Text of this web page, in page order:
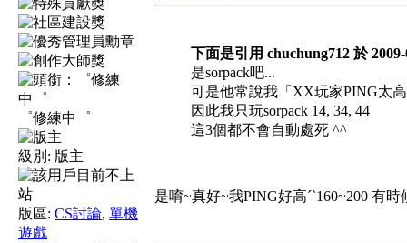
゜修練中゜
級別: 版主
版區: CS討論, 單機
遊戲
下面是引用 chuchung712 於
是sorpack吧...
可是他常說我「XX玩家PING太
因此我只玩sorpack 14, 34, 44
這3個都不會自動處死 ^^
是唷~真好~我PING好高ˊˋ160~200 有